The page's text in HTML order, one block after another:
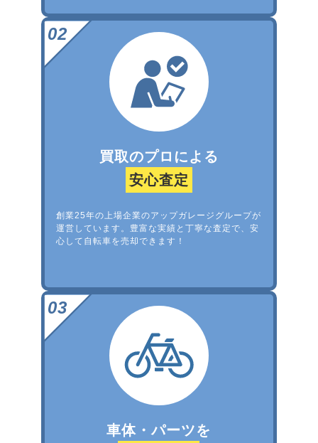
買取のプロによる
安心査定
創業25年の上場企業のアップガレージグループが
運営しています。豊富な実績と丁寧な査定で、安
心して自転車を売却できます！
車体・パーツを